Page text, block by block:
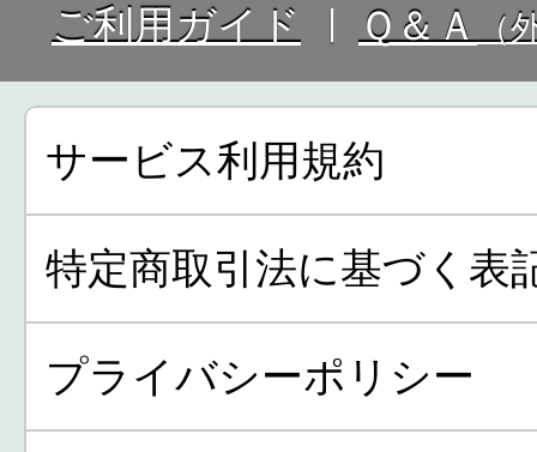
ご利用ガイド Ｑ＆Ａ （
サービス利用規約
特定商取引法に基づく表
プライバシーポリシー